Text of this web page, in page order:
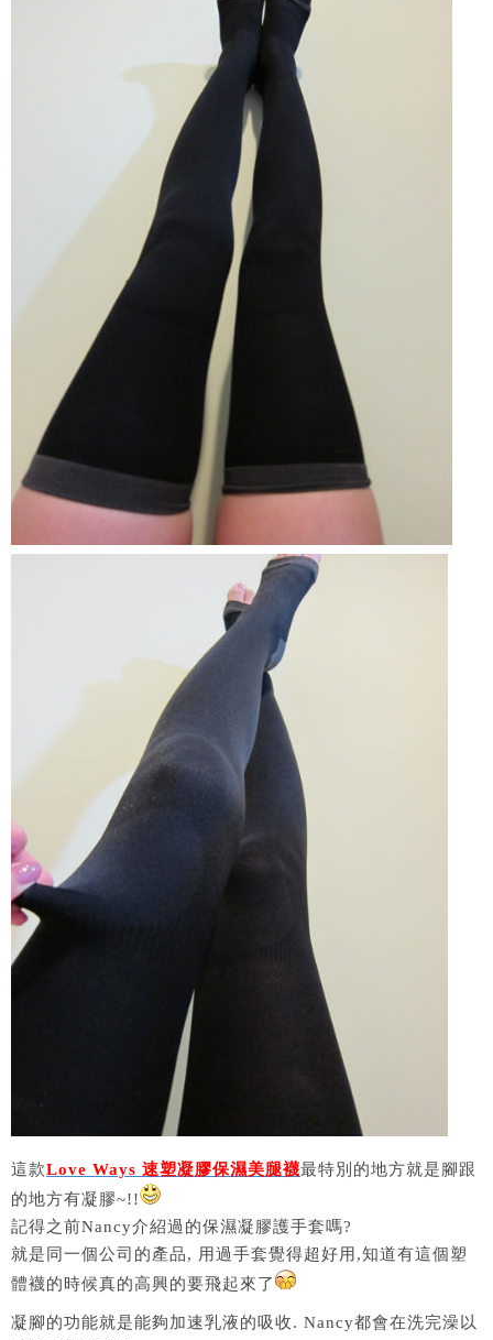
這款Love Ways 速塑凝膠保濕美腿襪最特別的地方就是腳跟
的地方有凝膠~!!
記得之前Nancy介紹過的保濕凝膠護手套嗎?
就是同一個公司的產品, 用過手套覺得超好用,知道有這個塑
體襪的時候真的高興的要飛起來了
凝腳的功能就是能夠加速乳液的吸收. Nancy都會在洗完澡以